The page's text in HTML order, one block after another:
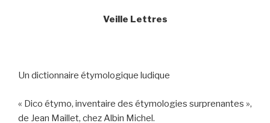
Veille Lettres
Un dictionnaire étymologique ludique
« Dico étymo, inventaire des étymologies surprenantes »,
de Jean Maillet, chez Albin Michel.